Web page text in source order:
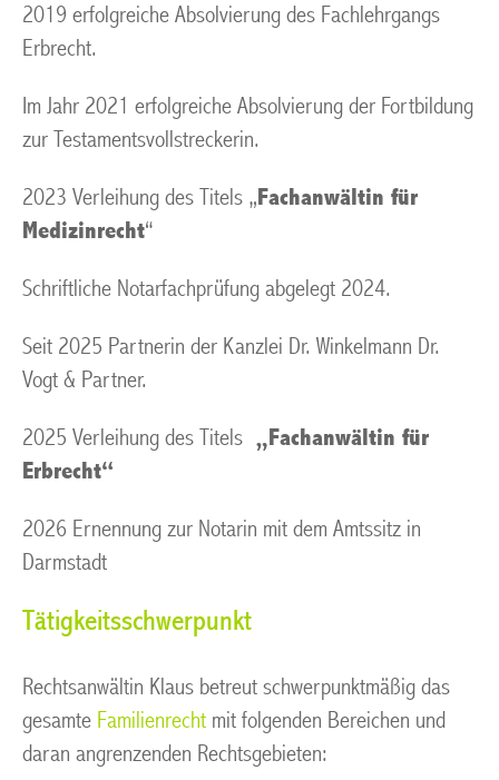
2019 erfolgreiche Absolvierung des Fachlehrgangs
Erbrecht.
Im Jahr 2021 erfolgreiche Absolvierung der Fortbildung
zur Testamentsvollstreckerin.
2023 Verleihung des Titels „Fachanwältin für
Medizinrecht“
Schriftliche Notarfachprüfung abgelegt 2024.
Seit 2025 Partnerin der Kanzlei Dr. Winkelmann Dr.
Vogt & Partner.
2025 Verleihung des Titels „Fachanwältin für
Erbrecht“
2026 Ernennung zur Notarin mit dem Amtssitz in
Darmstadt
Tätigkeitsschwerpunkt
Rechtsanwältin Klaus betreut schwerpunktmäßig das
gesamte Familienrecht mit folgenden Bereichen und
daran angrenzenden Rechtsgebieten: